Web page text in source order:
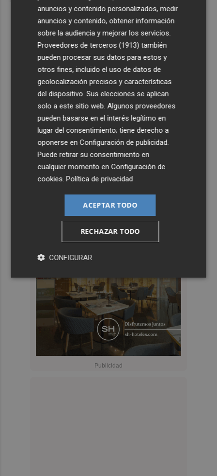
anuncios y contenido personalizados, medir
anuncios y contenido, obtener información
sobre la audiencia y mejorar los servicios.
Proveedores de terceros (1913) también
pueden procesar sus datos para estos y
otros fines, incluido el uso de datos de
geolocalización precisos y características
del dispositivo. Sus elecciones se aplican
solo a este sitio web. Algunos proveedores
pueden basarse en el interés legítimo en
lugar del consentimiento; tiene derecho a
oponerse enConfiguración de publicidad.
Puede retirar su consentimiento en
cualquier momento enConfiguración de
cookies.Política de privacidad
ACEPTAR TODO
RECHAZAR TODO
CONFIGURAR